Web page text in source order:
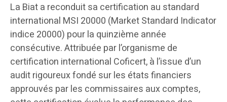
La Biat a reconduit sa certification au standard
international MSI 20000 (Market Standard Indicator
indice 20000) pour la quinzième année
consécutive. Attribuée par l’organisme de
certification international Coficert, à l’issue d’un
audit rigoureux fondé sur les états financiers
approuvés par les commissaires aux comptes,